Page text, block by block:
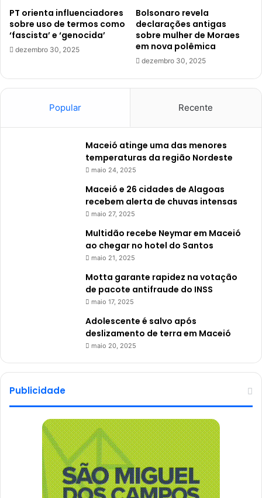
PT orienta influenciadores
sobre uso de termos como
‘fascista’ e ‘genocida’
dezembro 30, 2025
Bolsonaro revela
declarações antigas
sobre mulher de Moraes
em nova polêmica
dezembro 30, 2025
Popular Recente
Maceió atinge uma das menores
temperaturas da região Nordeste
maio 24, 2025
Maceió e 26 cidades de Alagoas
recebem alerta de chuvas intensas
maio 27, 2025
Multidão recebe Neymar em Maceió
ao chegar no hotel do Santos
maio 21, 2025
Motta garante rapidez na votação
de pacote antifraude do INSS
maio 17, 2025
Adolescente é salvo após
deslizamento de terra em Maceió
maio 20, 2025
Publicidade